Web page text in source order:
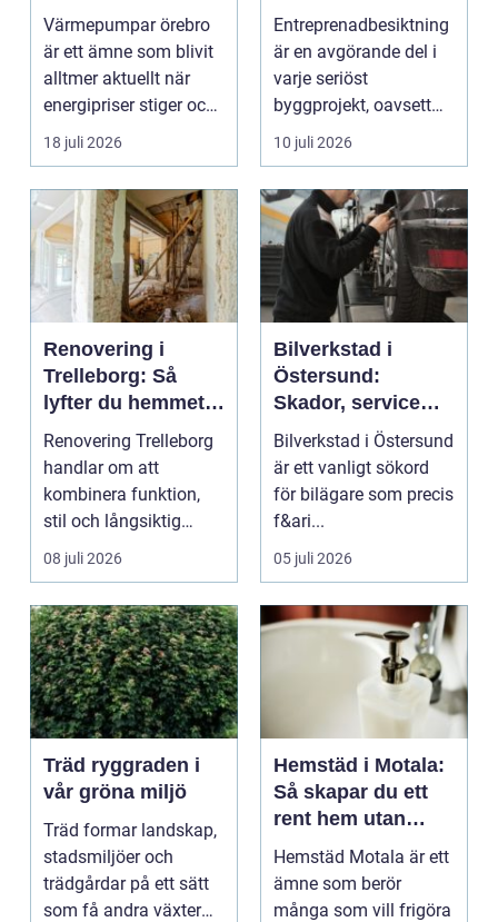
hus och
fastigheter
Värmepumpar örebro
är ett ämne som blivit
alltmer aktuellt när
energipriser stiger och
fler vill sän...
18 juli 2026
byggprojekt
Entreprenadbesiktning
är en avgörande del i
varje seriöst
byggprojekt, oavsett
om det handlar om en
10 juli 2026
Renovering i
Trelleborg: Så
lyfter du hemmet
på ett smart sätt
Renovering Trelleborg
handlar om att
kombinera funktion,
stil och långsiktig
ekonomi i samma p...
08 juli 2026
Bilverkstad i
Östersund:
Skador, service
och smarta val för
din bil
Bilverkstad i Östersund
är ett vanligt sökord
för bilägare som precis
f&ari...
05 juli 2026
Träd ryggraden i
vår gröna miljö
Träd formar landskap,
stadsmiljöer och
trädgårdar på ett sätt
som få andra växter
Hemstäd i Motala:
Så skapar du ett
rent hem utan
stress
Hemstäd Motala är ett
ämne som berör
många som vill frigöra